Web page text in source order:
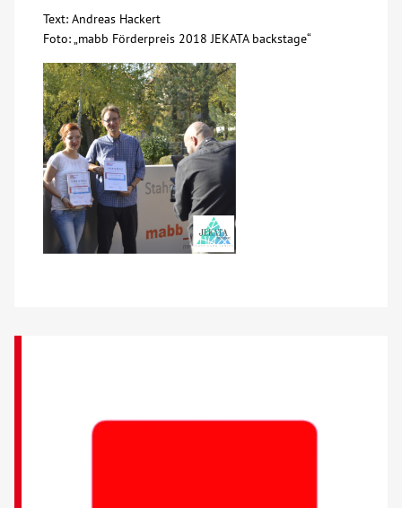
AWO BB Süd
Text: Andreas Hackert
Foto: „mabb Förderpreis 2018 JEKATA backstage“